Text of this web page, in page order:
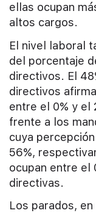
ellas ocupan
altos cargos.
El nivel laboral
del porcentaje
directivos. El
directivos
entre el 0% y el
frente a los
cuya
56%,
ocupan entre el
directivas.
Los parados,